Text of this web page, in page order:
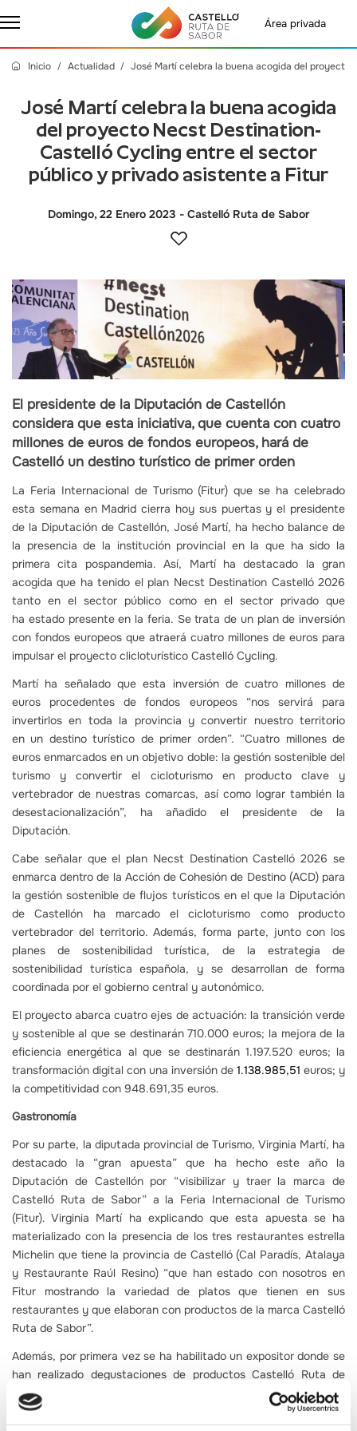
Área privada
Inicio Actualidad José Martí celebra la buena acogida del
José Martí celebra la buena acogida
del proyecto Necst Destination-
Castelló Cycling entre el sector
público y privado asistente a Fitur
Domingo, 22 Enero 2023 - Castelló Ruta de Sabor
El presidente de la Diputación de Castellón
considera que esta iniciativa, que cuenta con cuatro
millones de euros de fondos europeos, hará de
Castelló un destino turístico de primer orden
La Feria Internacional de Turismo (Fitur) que se ha celebrado
esta semana en Madrid cierra hoy sus puertas y el presidente
de la Diputación de Castellón, José Martí, ha hecho balance de
la presencia de la institución provincial en la que ha sido la
primera cita pospandemia. Así, Martí ha destacado la gran
acogida que ha tenido el plan Necst Destination Castelló 2026
tanto en el sector público como en el sector privado que
ha estado presente en la feria. Se trata de un plan de inversión
con fondos europeos que atraerá cuatro millones de euros para
impulsar el proyecto clicloturístico Castelló Cycling.
Martí ha señalado que esta inversión de cuatro millones de
euros procedentes de fondos europeos “nos servirá para
invertirlos en toda la provincia y convertir nuestro territorio
en un destino turístico de primer orden”. “Cuatro millones de
euros enmarcados en un objetivo doble: la gestión sostenible del
turismo y convertir el cicloturismo en producto clave y
vertebrador de nuestras comarcas, así como lograr también la
desestacionalización”, ha añadido el presidente de la
Diputación.
Cabe señalar que el plan Necst Destination Castelló 2026 se
enmarca dentro de la Acción de Cohesión de Destino (ACD) para
la gestión sostenible de flujos turísticos en el que la Diputación
de Castellón ha marcado el cicloturismo como producto
vertebrador del territorio. Además, forma parte, junto con los
planes de sostenibilidad turística, de la estrategia de
sostenibilidad turística española, y se desarrollan de forma
coordinada por el gobierno central y autonómico.
El proyecto abarca cuatro ejes de actuación: la transición verde
y sostenible al que se destinarán 710.000 euros; la mejora de la
eficiencia energética al que se destinarán 1.197.520 euros; la
transformación digital con una inversión de 1.138.985,51 euros; y
la competitividad con 948.691,35 euros.
Gastronomía
Por su parte, la diputada provincial de Turismo, Virginia Martí, ha
destacado la “gran apuesta” que ha hecho este año la
Diputación de Castellón por “visibilizar y traer la marca de
Castelló Ruta de Sabor” a la Feria Internacional de Turismo
(Fitur). Virginia Martí ha explicando que esta apuesta se ha
materializado con la presencia de los tres restaurantes estrella
Michelin que tiene la provincia de Castelló (Cal Paradís, Atalaya
y Restaurante Raúl Resino) “que han estado con nosotros en
Fitur mostrando la variedad de platos que tienen en sus
restaurantes y que elaboran con productos de la marca Castelló
Ruta de Sabor”.
Además, por primera vez se ha habilitado un expositor donde se
han realizado degustaciones de productos Castelló Ruta de
Sabor. “Para nosotros el eje turístico gastronómico es
importante por eso también le demos la visibilidad que merece